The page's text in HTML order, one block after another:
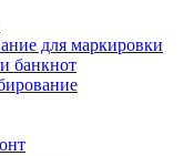
для маркировки
банкнот